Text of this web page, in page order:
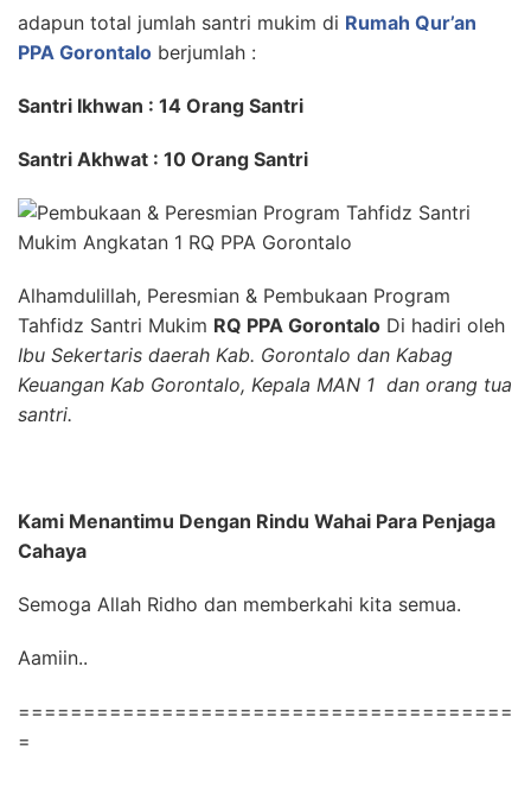
adapun total jumlah santri mukim di Rumah Qur’an
PPA Gorontalo berjumlah :
Santri Ikhwan : 14 Orang Santri
Santri Akhwat : 10 Orang Santri
Alhamdulillah, Peresmian & Pembukaan Program
Tahfidz Santri Mukim RQ PPA Gorontalo Di hadiri oleh
Ibu Sekertaris daerah Kab. Gorontalo dan Kabag
Keuangan Kab Gorontalo, Kepala MAN 1 dan orang tua
santri.
Kami Menantimu Dengan Rindu Wahai Para Penjaga
Cahaya
Semoga Allah Ridho dan memberkahi kita semua.
Aamiin..
======================================
=